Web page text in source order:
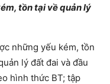
tồn tại về quản lý
những yếu kém, tồn
lý đất đai và đầu
hình thức BT; tập